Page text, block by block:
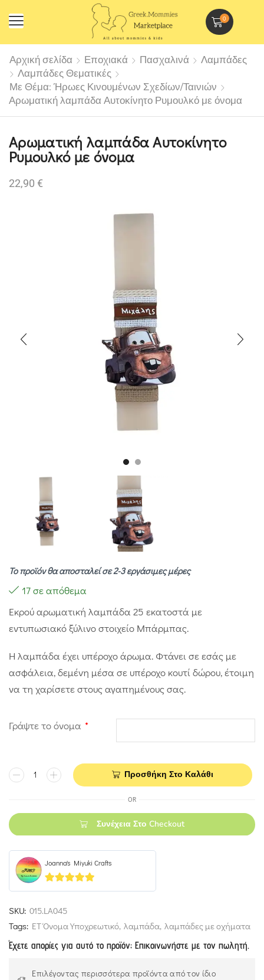
0
Αρχική σελίδα Εποχιακά Πασχαλινά
Λαμπάδες
Λαμπάδες Θεματικές
Με Θέμα: Ήρωες Κινουμένων Σχεδίων/Ταινιών
Αρωματική λαμπάδα Αυτοκίνητο Ρυμουλκό με όνομα
Αρωματική λαμπάδα Αυτοκίνητο
Ρυμουλκό με όνομα
22,90 €
Το προϊόν θα αποσταλεί σε 2-3 εργάσιμες μέρες
17 σε απόθεμα
Εκρού αρωματική λαμπάδα 25 εκατοστά με
εντυπωσιακό ξύλινο στοιχείο Μπάρμπας.
Η λαμπάδα έχει υπέροχο άρωμα. Φτάνει σε εσάς με
ασφάλεια, δεμένη μέσα σε υπέροχο κουτί δώρου, έτοιμη
να τη χαρίσετε στους αγαπημένους σας.
Γράψτε το όνομα *
Προσθήκη Στο Καλάθι
OR
Συνέχεια Στο Checkout
Joanna's Miyuki Crafts
5out of 5
SKU: 015.LA045
Tags: ΕΤ Όνομα Υποχρεωτικό, λαμπάδα, λαμπάδες με οχήματα
Έχετε απορίες για αυτό το προϊόν; Επικοινωνήστε με τον πωλητή.
Επιλέγοντας περισσότερα προϊόντα από τον ίδιο